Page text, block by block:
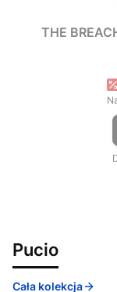
THE
Pucio
Cała kolekcja